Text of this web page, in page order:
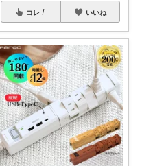
コレ いいね